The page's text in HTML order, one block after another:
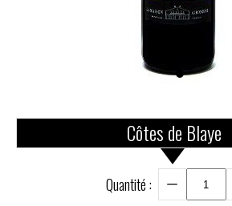
Côtes de Blaye
Quantité :